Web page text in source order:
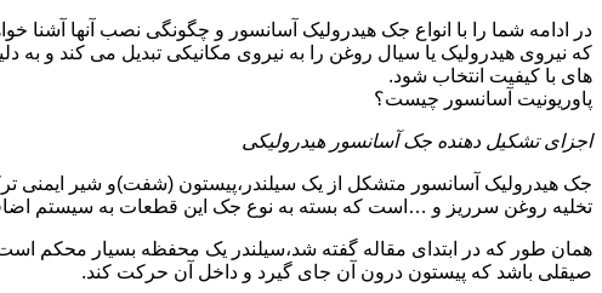
در ادامه شما را با انواع جک هیدرولیک آسانسور و چگونگی نصب آنها
که نیروی هیدرولیک یا سیال روغن را به نیروی مکانیکی تبدیل می کند و
های با کیفیت انتخاب شود.
پاوریونیت آسانسور چیست؟
اجزای تشکیل دهنده جک آسانسور هیدرولیکی
جک هیدرولیک آسانسور متشکل از یک سیلندر،پیستون (شفت)و شیر ایمنی
تخلیه روغن سرریز و …است که بسته به نوع جک این قطعات به سیستم
همان طور که در ابتدای مقاله گفته شد،سیلندر یک محفظه بسیار محکم
صیقلی باشد که پیستون درون آن جای گیرد و داخل آن حرکت کند.